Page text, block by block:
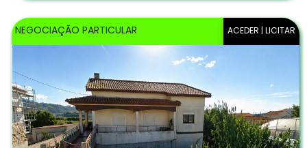
ACEDER | LICITAR
NEGOCIAÇÃO PARTICULAR